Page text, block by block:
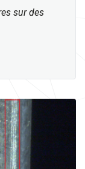
sur des